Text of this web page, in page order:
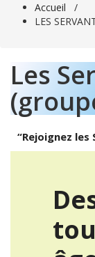
Accueil /
LES
Les
“Rejoignez